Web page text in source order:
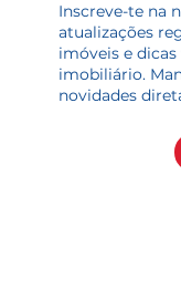
Inscreve-te na
atualizações
imóveis e
imobiliário.
novidades